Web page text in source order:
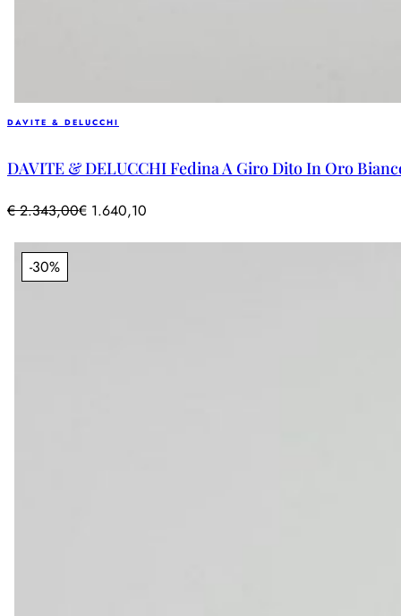
DAVITE & DELUCCHI
DAVITE & DELUCCHI Fedina A Giro Dito In Oro
€2.343,00€ 1.640,10
-30%